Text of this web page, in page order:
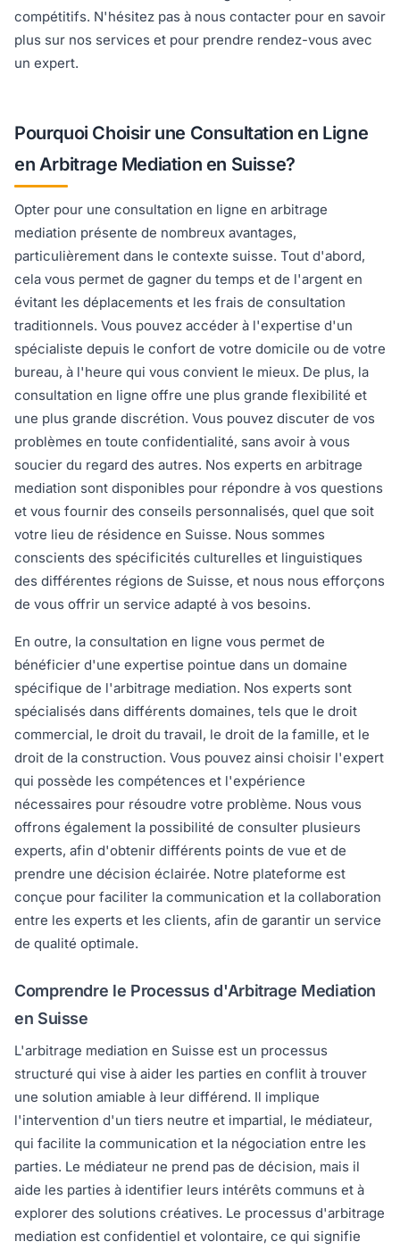
compétitifs. N'hésitez pas à nous contacter pour en savoir
plus sur nos services et pour prendre rendez-vous avec
un expert.
Pourquoi Choisir une Consultation en Ligne
en Arbitrage Mediation en Suisse?
Opter pour une consultation en ligne en arbitrage
mediation présente de nombreux avantages,
particulièrement dans le contexte suisse. Tout d'abord,
cela vous permet de gagner du temps et de l'argent en
évitant les déplacements et les frais de consultation
traditionnels. Vous pouvez accéder à l'expertise d'un
spécialiste depuis le confort de votre domicile ou de votre
bureau, à l'heure qui vous convient le mieux. De plus, la
consultation en ligne offre une plus grande flexibilité et
une plus grande discrétion. Vous pouvez discuter de vos
problèmes en toute confidentialité, sans avoir à vous
soucier du regard des autres. Nos experts en arbitrage
mediation sont disponibles pour répondre à vos questions
et vous fournir des conseils personnalisés, quel que soit
votre lieu de résidence en Suisse. Nous sommes
conscients des spécificités culturelles et linguistiques
des différentes régions de Suisse, et nous nous efforçons
de vous offrir un service adapté à vos besoins.
En outre, la consultation en ligne vous permet de
bénéficier d'une expertise pointue dans un domaine
spécifique de l'arbitrage mediation. Nos experts sont
spécialisés dans différents domaines, tels que le droit
commercial, le droit du travail, le droit de la famille, et le
droit de la construction. Vous pouvez ainsi choisir l'expert
qui possède les compétences et l'expérience
nécessaires pour résoudre votre problème. Nous vous
offrons également la possibilité de consulter plusieurs
experts, afin d'obtenir différents points de vue et de
prendre une décision éclairée. Notre plateforme est
conçue pour faciliter la communication et la collaboration
entre les experts et les clients, afin de garantir un service
de qualité optimale.
Comprendre le Processus d'Arbitrage Mediation
en Suisse
L'arbitrage mediation en Suisse est un processus
structuré qui vise à aider les parties en conflit à trouver
une solution amiable à leur différend. Il implique
l'intervention d'un tiers neutre et impartial, le médiateur,
qui facilite la communication et la négociation entre les
parties. Le médiateur ne prend pas de décision, mais il
aide les parties à identifier leurs intérêts communs et à
explorer des solutions créatives. Le processus d'arbitrage
mediation est confidentiel et volontaire, ce qui signifie